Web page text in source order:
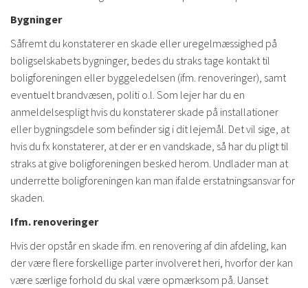
Bygninger
Såfremt du konstaterer en skade eller uregelmæssighed på
boligselskabets bygninger, bedes du straks tage kontakt til
boligforeningen eller byggeledelsen (ifm. renoveringer), samt
eventuelt brandvæsen, politi o.l. Som lejer har du en
anmeldelsespligt hvis du konstaterer skade på installationer
eller bygningsdele som befinder sig i dit lejemål. Det vil sige, at
hvis du fx konstaterer, at der er en vandskade, så har du pligt til
straks at give boligforeningen besked herom. Undlader man at
underrette boligforeningen kan man ifalde erstatningsansvar for
skaden.
Ifm. renoveringer
Hvis der opstår en skade ifm. en renovering af din afdeling, kan
der være flere forskellige parter involveret heri, hvorfor der kan
være særlige forhold du skal være opmærksom på. Uanset